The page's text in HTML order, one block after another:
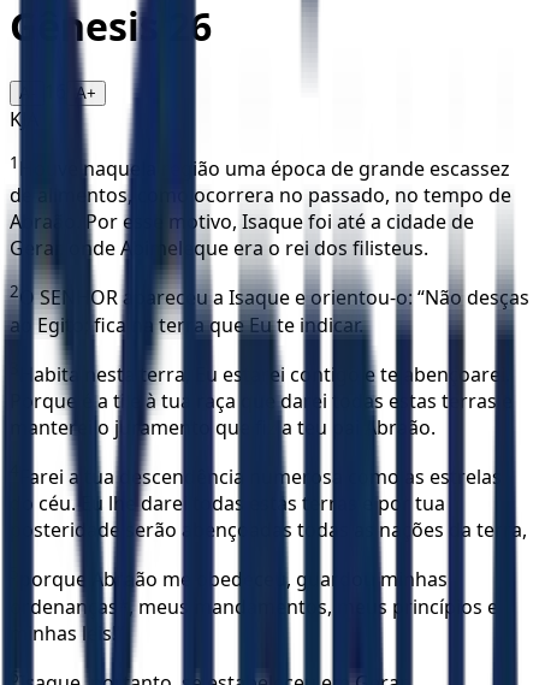
Gênesis 26
A- A+
KJA
1
Houve naquela região uma época de grande escassez
de alimentos, como ocorrera no passado, no tempo de
Abraão. Por esse motivo, Isaque foi até a cidade de
Gerar, onde Abimeleque era o rei dos filisteus.
2 O SENHOR apareceu a Isaque e orientou-o: “Não desças
ao Egito; fica na terra que Eu te indicar.
Habita nesta terra, Eu estarei contigo e te abençoarei.
Porque é a ti e à tua raça que darei todas estas terras e
manterei o juramento que fiz a teu pai Abraão.
Farei a tua descendência numerosa como as estrelas
do céu. Eu lhe darei todas estas terras e por tua
posteridade serão abençoadas todas as nações da terra,
porque Abraão me obedeceu, guardou minhas
ordenanças*, meus mandamentos, meus princípios e
minhas leis!”
6